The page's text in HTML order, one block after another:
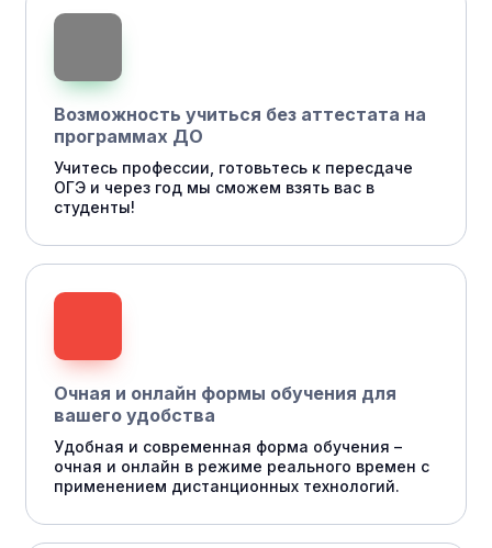
Возможность учиться без аттестата на
программах ДО
Учитесь профессии, готовьтесь к пересдаче
ОГЭ и через год мы сможем взять вас в
студенты!
Очная и онлайн формы обучения для
вашего удобства
Удобная и современная форма обучения –
очная и онлайн в режиме реального времен с
применением дистанционных технологий.